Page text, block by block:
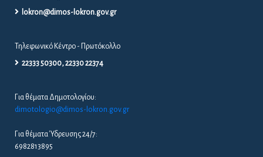
lokron@dimos-lokron.gov.gr
Τηλεφωνικό Κέντρο - Πρωτόκολλο
22333 50300, 22330 22374
Για θέματα Δημοτολογίου:
dimotologio@dimos-lokron.gov.gr
Για θέματα Ύδρευσης 24/7:
6982813895